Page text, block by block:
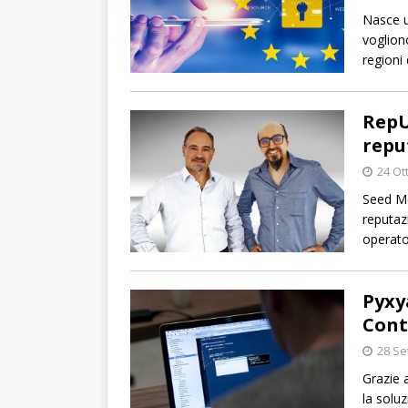
Nasce
regioni
24
Seed
28
Grazie
la